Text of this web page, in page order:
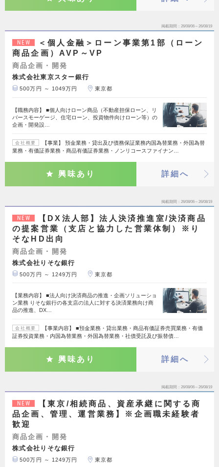
掲載期間 26/08/06～26/08/19
NEW
＜個人金融＞ローン事業第1部（ローン
商品企画）AVP～VP
商品企画・開発
株式会社東京スター銀行
500万円 ～ 1049万円 東京都
【職務内容】 ■個人向けローン商品（不動産担保ローン、リ
バースモーゲージ、住宅ローン、投資物件向けローン等）の
企画・開発設…
会社概要
【事業】 預金業務・貸出及び債務保証業務内国為替業務・外国為替
業務・有価証券業務・商品有価証券業務・ノンリコースファイナン…
興味あり 詳細へ
掲載期間 26/08/06～26/08/19
NEW
【DX法人部】法人決済推進室/決済商品
の提案営業（支店と協力した営業体制）※り
そなHD出向
商品企画・開発
株式会社りそな銀行
500万円 ～ 1249万円 東京都
【業務内容】 ■法人向け決済商品の推進・企画ソリューショ
ン業務 りそな銀行の各支店の法人に対する決済業務向け商
品の推進、DX…
会社概要
【事業内容】 ■預金業務・貸出業務・商品有価証券売買業務・有価
証券投資業務・内国為替業務・外国為替業務・社債受託及び振替債…
興味あり 詳細へ
掲載期間 26/08/06～26/08/19
NEW
【東京/相続商品、資産承継に関する商
品企画、管理、運営業務】※企画職未経験者
歓迎
商品企画・開発
株式会社りそな銀行
500万円 ～ 1249万円 東京都